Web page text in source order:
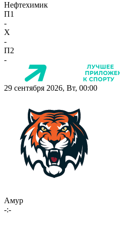
Нефтехимик
П1
-
X
-
П2
-
29 сентября 2026, Вт, 00:00
Амур
-:-